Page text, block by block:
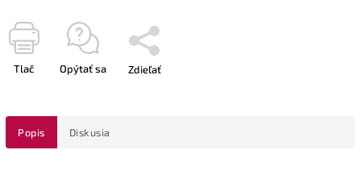
Tlač Opýtať sa Zdieľať
Popis Diskusia